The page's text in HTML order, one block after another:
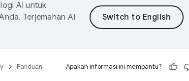
AI untuk
Terjemahan AI
Panduan Apakah informasi ini membantu?